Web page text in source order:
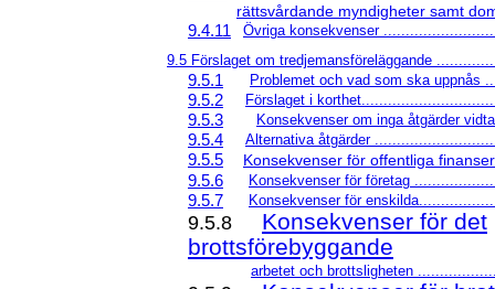
rättsvårdande myndigheter samt
9.4.11
Övriga konsekvenser
9.5 Förslaget om tredjemansföreläggande
9.5.1 Problemet och vad som ska uppnås
9.5.2 Förslaget i
9.5.3 Konsekvenser om inga åtgärder
9.5.4 Alternativa åtgärder
9.5.5 Konsekvenser för offentliga
9.5.6 Konsekvenser för företag
9.5.7 Konsekvenser för
9.5.8
Konsekvenser för det
brottsförebyggande
arbetet och brottsligheten